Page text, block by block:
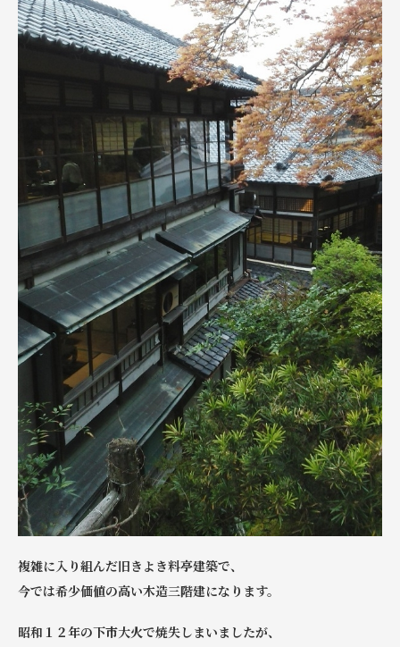
複雑に入り組んだ旧きよき料亭建築で、
今では希少価値の高い木造三階建になります。
昭和１２年の下市大火で焼失しまいましたが、